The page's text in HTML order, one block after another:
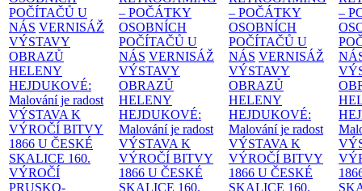
POČÍTAČŮ U
NÁS VERNISÁŽ
VÝSTAVY
OBRAZŮ
HELENY
HEJDUKOVÉ:
Malování je radost
VÝSTAVA K
VÝROČÍ BITVY
1866 U ČESKÉ
SKALICE 160.
VÝROČÍ
PRUSKO-
– POČÁTKY
OSOBNÍCH
POČÍTAČŮ U
NÁS VERNISÁŽ
VÝSTAVY
OBRAZŮ
HELENY
HEJDUKOVÉ:
Malování je radost
VÝSTAVA K
VÝROČÍ BITVY
1866 U ČESKÉ
SKALICE 160.
– POČÁTKY
OSOBNÍCH
POČÍTAČŮ U
NÁS VERNISÁŽ
VÝSTAVY
OBRAZŮ
HELENY
HEJDUKOVÉ:
Malování je radost
VÝSTAVA K
VÝROČÍ BITVY
1866 U ČESKÉ
SKALICE 160.
–